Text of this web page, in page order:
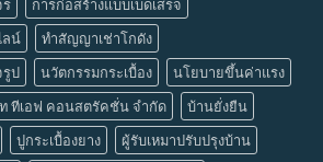
ลน์
ทำสัญญาเช่าโกดัง
รูป
นวัตกรรมกระเบื้อง
นโยบายขึ้นค่าแรง
ทีเอฟ คอนสตรัคชั่น จำกัด
บ้านยั่งยืน
ปูกระเบื้องยาง
ผู้รับเหมาปรับปรุงบ้าน